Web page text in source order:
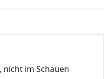
im Schauen